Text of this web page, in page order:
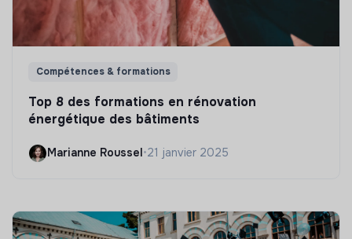
Compétences & formations
Top 8 des formations en rénovation
énergétique des bâtiments
Marianne Roussel•21 janvier 2025